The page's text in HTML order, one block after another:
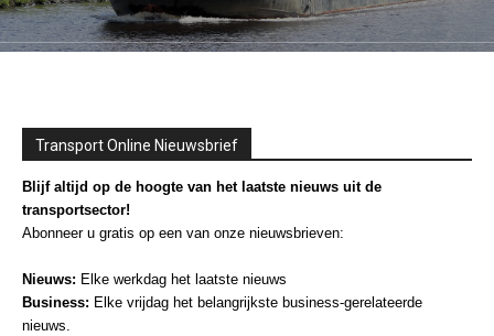
Transport Online Nieuwsbrief
Blijf altijd op de hoogte van het laatste nieuws uit de
transportsector!
Abonneer u gratis op een van onze nieuwsbrieven:
Nieuws: Elke werkdag het laatste nieuws
Business: Elke vrijdag het belangrijkste business-gerelateerde
nieuws.